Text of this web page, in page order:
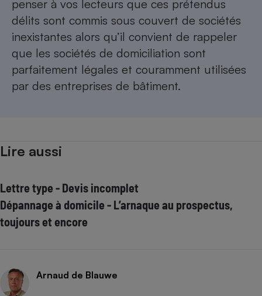
penser à vos lecteurs que ces prétendus
délits sont commis sous couvert de sociétés
inexistantes alors qu’il convient de rappeler
que les sociétés de domiciliation sont
parfaitement légales et couramment utilisées
par des entreprises de bâtiment.
Lire aussi
Lettre type - Devis incomplet
Dépannage à domicile - L’arnaque au prospectus,
toujours et encore
Arnaud de Blauwe